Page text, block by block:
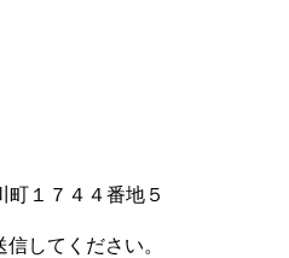
町１７４４番地５
してください。